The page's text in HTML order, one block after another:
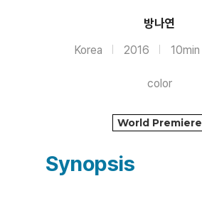
방나연
Korea 2016 10min
color
World Premiere
Synopsis